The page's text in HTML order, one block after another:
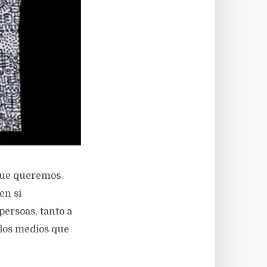
queremos
si
tanto a
medios que